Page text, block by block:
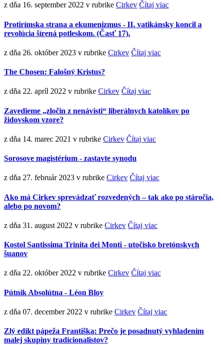
z dňa 16. september 2022 v rubrike Cirkev Čítaj viac
Protirímska strana a ekumenizmus - II. vatikánsky koncil a
revolúcia šírená potleskom. (Časť 17).
z dňa 26. október 2023 v rubrike Cirkev Čítaj viac
The Chosen: Falošný Kristus?
z dňa 22. apríl 2022 v rubrike Cirkev Čítaj viac
Zavedieme „zločin z nenávisti“ liberálnych katolíkov po
židovskom vzore?
z dňa 14. marec 2021 v rubrike Cirkev Čítaj viac
Sorosove magistérium - zastavte synodu
z dňa 27. február 2023 v rubrike Cirkev Čítaj viac
Ako má Cirkev sprevádzať rozvedených – tak ako po stáročia,
alebo po novom?
z dňa 31. august 2022 v rubrike Cirkev Čítaj viac
Kostol Santissima Trinita dei Monti - utočisko bretónskych
šuanov
z dňa 22. október 2022 v rubrike Cirkev Čítaj viac
Pútnik Absolútna - Léon Bloy
z dňa 07. december 2022 v rubrike Cirkev Čítaj viac
Zlý edikt pápeža Františka: Prečo je posadnutý vyhladením
malej skupiny tradicionalistov?